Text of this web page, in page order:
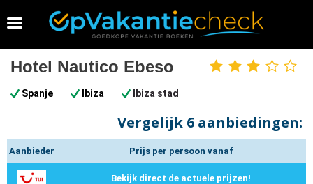
Vakantie 2026 boeken
Hotel Nautico Ebeso
3
Spanje Ibiza Ibiza stad
Vergelijk 6 aanbiedingen:
Aanbieder Prijs per persoon vanaf
Bekijk direct de actuele prijzen!